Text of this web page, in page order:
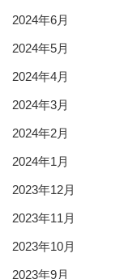
2024年6月
2024年5月
2024年4月
2024年3月
2024年2月
2024年1月
2023年12月
2023年11月
2023年10月
2023年9月